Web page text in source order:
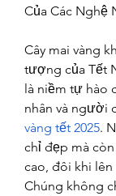
Của Các Nghệ
Cây mai vàng
tượng của Tết
là niềm tự hào
nhân và người
vàng tết 2025.
chỉ đẹp mà
cao, đôi khi
Chúng không